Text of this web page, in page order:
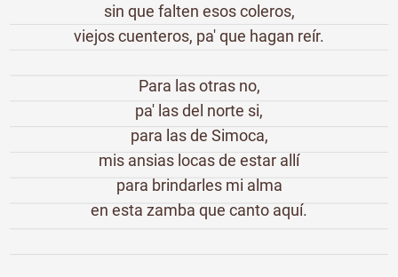
sin que falten esos coleros,
viejos cuenteros, pa' que hagan reír.
Para las otras no,
pa' las del norte si,
para las de Simoca,
mis ansias locas de estar allí
para brindarles mi alma
en esta zamba que canto aquí.